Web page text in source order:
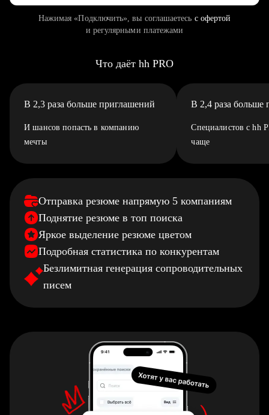
Нажимая «Подключить», вы соглашаетесь с офертой
и регулярными платежами
Что даёт hh PRO
В 2,3 раза больше приглашений
И шансов попасть в компанию
мечты
В 2,4 раза больше
Специалистов с hh
чаще
Отправка резюме напрямую 5 компаниям
Поднятие резюме в топ поиска
Яркое выделение резюме цветом
Подробная статистика по конкурентам
Безлимитная генерация сопроводительных
писем